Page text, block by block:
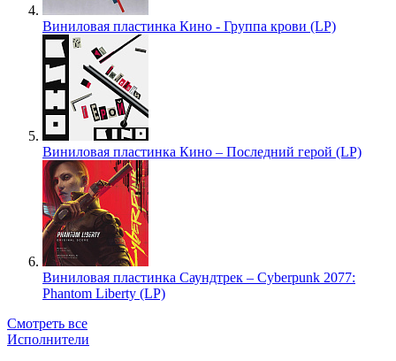
Виниловая пластинка Кино - Группа крови (LP)
Виниловая пластинка Кино – Последний герой (LP)
Виниловая пластинка Саундтрек – Cyberpunk 2077:
Phantom Liberty (LP)
Смотреть все
Исполнители